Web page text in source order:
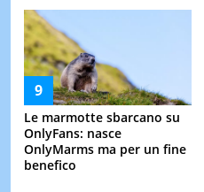
Le marmotte sbarcano su
OnlyFans: nasce
OnlyMarms ma per un fine
benefico